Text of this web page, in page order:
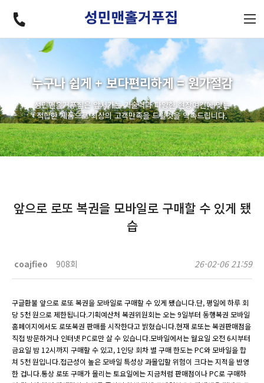
누구나 쉽게 + 보다편리하게 = 원가절감
성민맨홀거푸집은 앞서가는 기술력과 다양한 현장여건에 맞는
적합한 제품으로 최상의 고객만족을 드릴것을 약속드립니다.
앞으로 로또 복권을 모바일로 구매할 수 있게 됐
습
coajfieo 908회 26-02-06 21:59
구글환불 앞으로 로또 복권을 모바일로 구매할 수 있게 됐습니다.단, 평일에 하루 회
당 5천 원으로 제한됩니다.기획예산처 복권위원회는 오는 9일부터 동행복권 모바일
홈페이지에서도 로또복권 판매를 시작한다고 밝혔습니다.현재 로또는 복권판매점을
직접 방문하거나 인터넷 PC로만 살 수 있습니다.모바일에서는 월요일 오전 6시부터
금요일 밤 12시까지 구매할 수 있고, 1인당 회차 별 구매 한도는 PC와 모바일을 합
쳐 5천 원입니다.접근성이 높은 모바일 특성상 과몰입할 위험이 크다는 지적을 반영
한 겁니다.통상 로또 구매가 몰리는 토요일에는 지금처럼 판매점이나 PC로 구매하